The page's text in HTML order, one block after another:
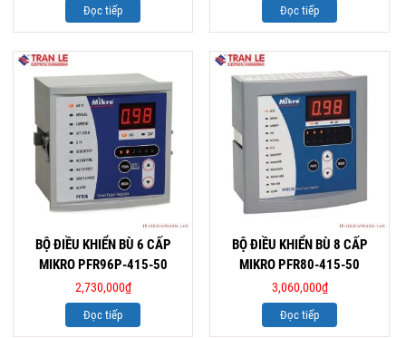
Đọc tiếp Đọc tiếp
BỘ ĐIỀU KHIỂN BÙ 6 CẤP
MIKRO PFR96P-415-50
2,730,000₫
Đọc tiếp
BỘ ĐIỀU KHIỂN BÙ 8 CẤP
MIKRO PFR80-415-50
3,060,000₫
Đọc tiếp